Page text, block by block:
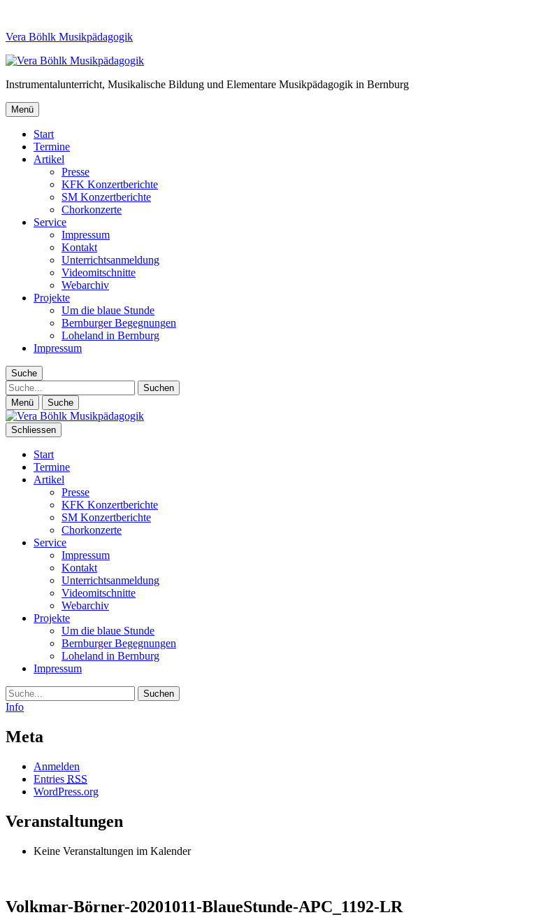
Vera Böhlk Musikpädagogik
Instrumentalunterricht, Musikalische Bildung und Elementare Musikpädagogik in Bernburg
Menü
Start
Termine
Artikel
Presse
KFK Konzertberichte
SM Konzertberichte
Chorkonzerte
Service
Impressum
Kontakt
Unterrichtsanmeldung
Videomitschnitte
Webarchiv
Projekte
Um die blaue Stunde
Bernburger Begegnungen
Loheland in Bernburg
Impressum
Suche
Suche
Menü Suche
Schliessen
Start
Termine
Artikel
Presse
KFK Konzertberichte
SM Konzertberichte
Chorkonzerte
Service
Impressum
Kontakt
Unterrichtsanmeldung
Videomitschnitte
Webarchiv
Projekte
Um die blaue Stunde
Bernburger Begegnungen
Loheland in Bernburg
Impressum
Suche
Info
Meta
Anmelden
Entries RSS
WordPress.org
Veranstaltungen
Keine Veranstaltungen im Kalender
Volkmar-Börner-20201011-BlaueStunde-APC_1192-LR